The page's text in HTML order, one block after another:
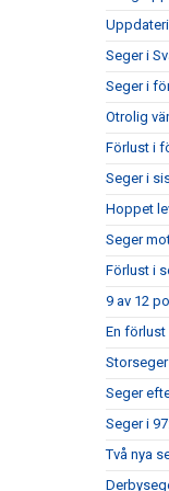
Seger i
Seger i
Otrolig
Förlust i
Seger i
Hoppet
Seger
Förlust i
9 av 12
En förlust
Seger
Seger i
Två nya